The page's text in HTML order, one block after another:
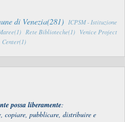
di Venezia(281)
ICPSM - Istituzione
Rete Biblioteche(1)
Venice Project
Center(1)
possa liberamente:
copiare, pubblicare, distribuire e